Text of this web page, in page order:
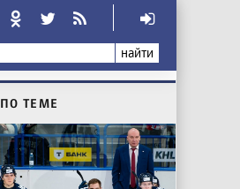
найти
ПО ТЕМЕ